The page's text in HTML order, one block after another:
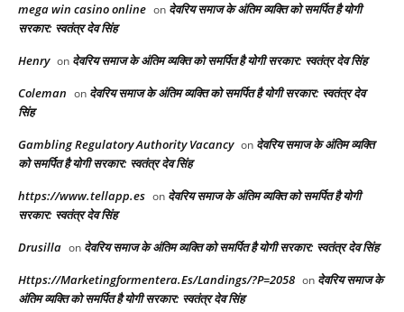
mega win casino online on देवरिय समाज के अंतिम व्यक्ति को समर्पित है योगी
सरकार: स्वतंत्र देव सिंह
Henry on देवरिय समाज के अंतिम व्यक्ति को समर्पित है योगी सरकार: स्वतंत्र देव सिंह
Coleman on देवरिय समाज के अंतिम व्यक्ति को समर्पित है योगी सरकार: स्वतंत्र देव
सिंह
Gambling Regulatory Authority Vacancy on देवरिय समाज के अंतिम व्यक्ति
को समर्पित है योगी सरकार: स्वतंत्र देव सिंह
https://www.tellapp.es on देवरिय समाज के अंतिम व्यक्ति को समर्पित है योगी
सरकार: स्वतंत्र देव सिंह
Drusilla on देवरिय समाज के अंतिम व्यक्ति को समर्पित है योगी सरकार: स्वतंत्र देव सिंह
Https://Marketingformentera.Es/Landings/?P=2058 on देवरिय समाज के
अंतिम व्यक्ति को समर्पित है योगी सरकार: स्वतंत्र देव सिंह